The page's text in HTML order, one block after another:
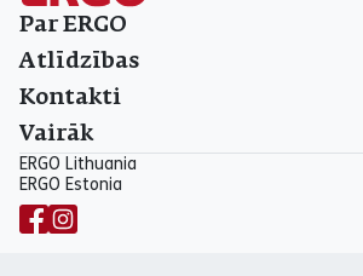
Par ERGO
Atlīdzības
Kontakti
Vairāk
ERGO Lithuania
ERGO Estonia